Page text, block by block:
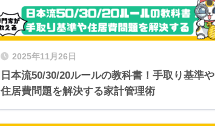
2025年11月26日
日本流50/30/20ルールの教科書！手取り基準や
住居費問題を解決する家計管理術